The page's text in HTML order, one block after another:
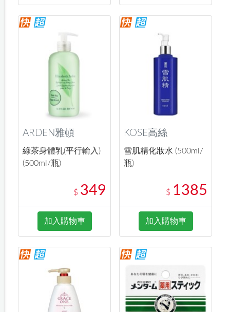
ARDEN雅頓
綠茶身體乳(平行輸入)
(500ml/瓶)
$ 349
加入購物車
KOSE高絲
雪肌精化妝水 (500ml/
瓶)
$ 1385
加入購物車